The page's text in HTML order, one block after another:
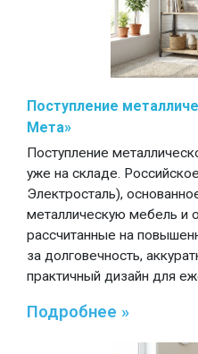
Поступление
Мета»
Поступление
уже на складе.
Электросталь),
металлическую мебель и
рассчитанные на
за долговечность,
практичный дизайн для
Подробнее »